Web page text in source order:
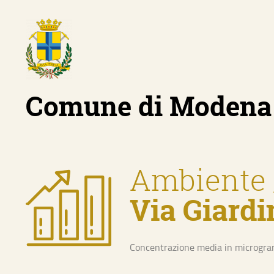
Comune di Modena
Ambiente
Via
Concentrazione media in
Home